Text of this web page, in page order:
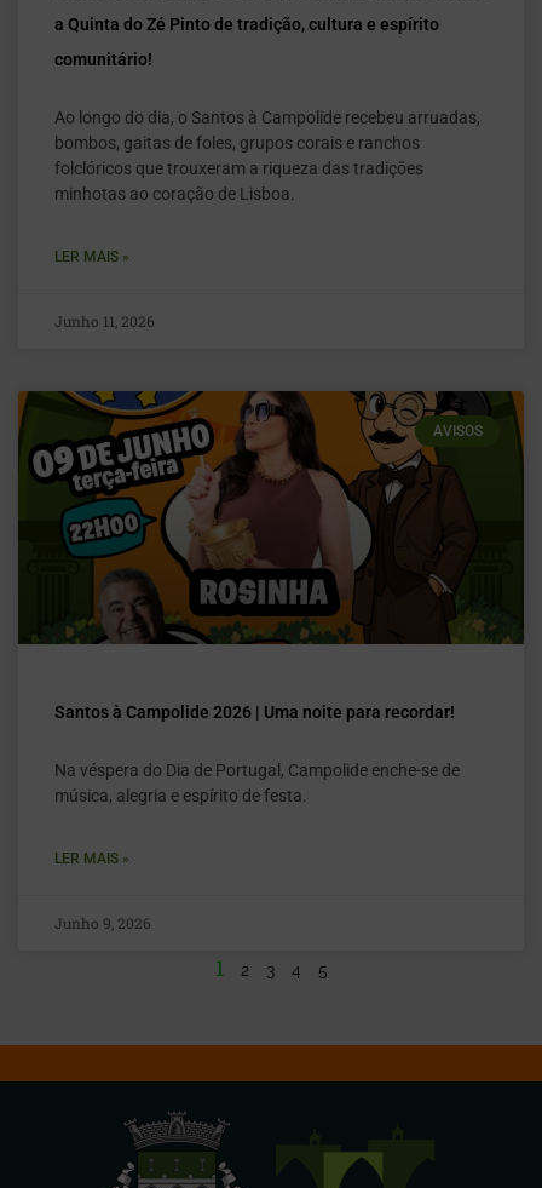
a Quinta do Zé Pinto de tradição, cultura e espírito
comunitário!
Ao longo do dia, o Santos à Campolide recebeu arruadas,
bombos, gaitas de foles, grupos corais e ranchos
folclóricos que trouxeram a riqueza das tradições
minhotas ao coração de Lisboa.
LER MAIS »
Junho 11, 2026
AVISOS
Santos à Campolide 2026 | Uma noite para recordar!
Na véspera do Dia de Portugal, Campolide enche-se de
música, alegria e espírito de festa.
LER MAIS »
Junho 9, 2026
1 2 3 4 5